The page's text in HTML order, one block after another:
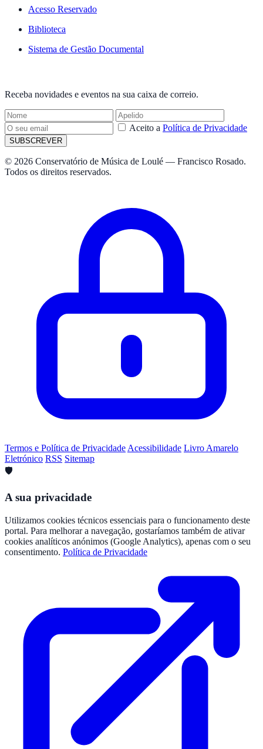
Acesso Reservado
Biblioteca
Sistema de Gestão Documental
Receba novidades e eventos na sua caixa de correio.
Aceito a Política de Privacidade
SUBSCREVER
© 2026 Conservatório de Música de Loulé — Francisco Rosado.
Todos os direitos reservados.
Termos e Política de PrivacidadeAcessibilidade Livro Amarelo
Eletrónico RSS Sitemap
🛡️
A sua privacidade
Utilizamos cookies técnicos essenciais para o funcionamento deste
portal. Para melhorar a navegação, gostaríamos também de ativar
cookies analíticos anónimos (Google Analytics), apenas com o seu
consentimento. Política de Privacidade